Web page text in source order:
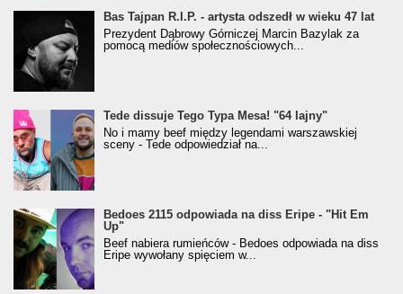
Bas Tajpan R.I.P. - artysta odszedł w wieku 47 lat
Prezydent Dąbrowy Górniczej Marcin Bazylak za
pomocą mediów społecznościowych...
Tede dissuje Tego Typa Mesa! "64 lajny"
No i mamy beef między legendami warszawskiej
sceny - Tede odpowiedział na...
Bedoes 2115 odpowiada na diss Eripe - "Hit Em
Up"
Beef nabiera rumieńców - Bedoes odpowiada na diss
Eripe wywołany spięciem w...